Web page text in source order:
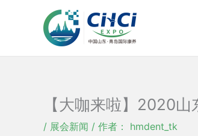
【大咖来啦】2020
/ 展会新闻 / 作者： hmdent_tk